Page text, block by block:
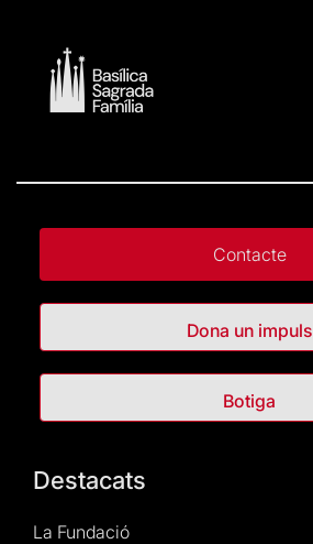
Contacte
Dona un impuls
Botiga
Destacats
La Fundació